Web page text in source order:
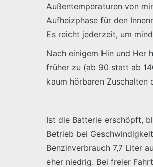
Außentemperaturen von
Aufheizphase für den
Es reicht jederzeit, um
Nach einigem Hin und Her
früher zu (ab 90 statt ab
kaum hörbaren Zuschalten
Ist die Batterie erschöpft,
Betrieb bei
Benzinverbrauch 7,7 Liter
eher niedrig. Bei freier